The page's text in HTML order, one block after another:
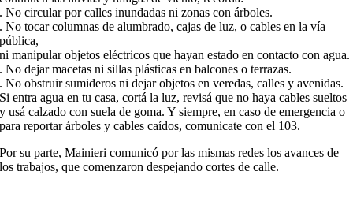
. No circular por calles inundadas ni zonas con árboles.
. No tocar columnas de alumbrado, cajas de luz, o cables en la vía
pública,
ni manipular objetos eléctricos que hayan estado en contacto con agua.
. No dejar macetas ni sillas plásticas en balcones o terrazas.
. No obstruir sumideros ni dejar objetos en veredas, calles y avenidas.
Si entra agua en tu casa, cortá la luz, revisá que no haya cables sueltos
y usá calzado con suela de goma. Y siempre, en caso de emergencia o
para reportar árboles y cables caídos, comunicate con el 103.
Por su parte, Mainieri comunicó por las mismas redes los avances de
los trabajos, que comenzaron despejando cortes de calle.